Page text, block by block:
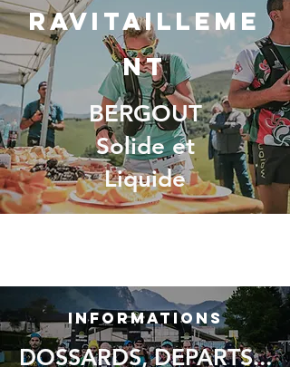
RAVITAILLEME
NT
BERGOUT
Solide et
Liquide
INFORMATIONS
DOSSARDS, DEPARTS...